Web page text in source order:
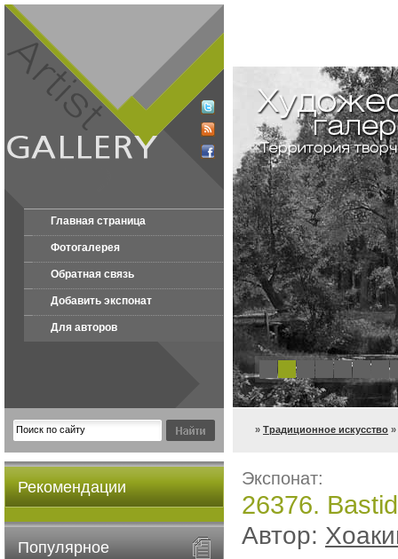
Главная страница
Фотогалерея
Обратная связь
Добавить экспонат
Для авторов
» Традиционное искусство »
Рекомендации
Популярное
Экспонат:
26376.
Автор: